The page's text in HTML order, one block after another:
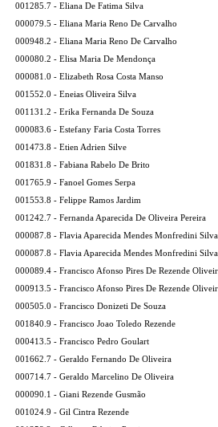
001285.7 - Eliana De Fatima Silva
000079.5 - Eliana Maria Reno De Carvalho
000948.2 - Eliana Maria Reno De Carvalho
000080.2 - Elisa Maria De Mendonça
000081.0 - Elizabeth Rosa Costa Manso
001552.0 - Eneias Oliveira Silva
001131.2 - Erika Fernanda De Souza
000083.6 - Estefany Faria Costa Torres
001473.8 - Etien Adrien Silve
001831.8 - Fabiana Rabelo De Brito
001765.9 - Fanoel Gomes Serpa
001553.8 - Felippe Ramos Jardim
001242.7 - Fernanda Aparecida De Oliveira Pereira
000087.8 - Flavia Aparecida Mendes Monfredini Silva
000087.8 - Flavia Aparecida Mendes Monfredini Silva
000089.4 - Francisco Afonso Pires De Rezende
000913.5 - Francisco Afonso Pires De Rezende
000505.0 - Francisco Donizeti De Souza
001840.9 - Francisco Joao Toledo Rezende
000413.5 - Francisco Pedro Goulart
001662.7 - Geraldo Fernando De Oliveira
000714.7 - Geraldo Marcelino De Oliveira
000090.1 - Giani Rezende Gusmão
001024.9 - Gil Cintra Rezende